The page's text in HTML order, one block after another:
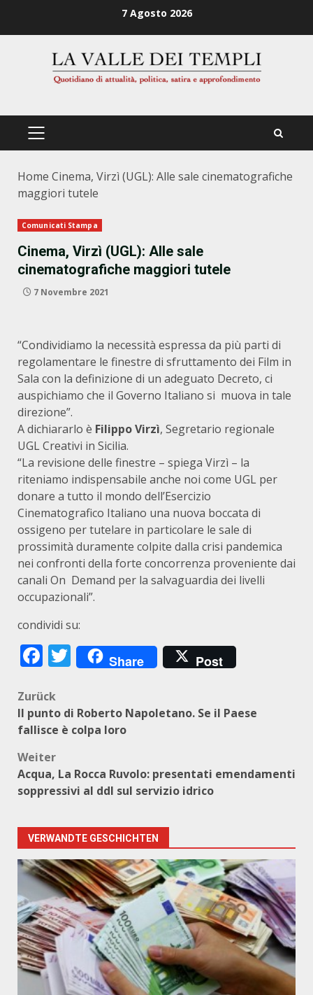
7 Agosto 2026
PRIMÄRES
Home Cinema, Virzì (UGL): Alle sale cinematografiche
maggiori tutele
Comunicati Stampa
Cinema, Virzì (UGL): Alle sale
cinematografiche maggiori tutele
7 Novembre 2021
“Condividiamo la necessità espressa da più parti di
regolamentare le finestre di sfruttamento dei Film in
Sala con la definizione di un adeguato Decreto, ci
auspichiamo che il Governo Italiano si muova in tale
direzione”.
A dichiararlo è Filippo Virzì, Segretario regionale
UGL Creativi in Sicilia.
“La revisione delle finestre – spiega Virzì – la
riteniamo indispensabile anche noi come UGL per
donare a tutto il mondo dell’Esercizio
Cinematografico Italiano una nuova boccata di
ossigeno per tutelare in particolare le sale di
prossimità duramente colpite dalla crisi pandemica
nei confronti della forte concorrenza proveniente dai
canali On Demand per la salvaguardia dei livelli
occupazionali”.
condividi su:
Facebook
Twitter
Share Post
Beitragsnavigation
Zurück
Il punto di Roberto Napoletano. Se il Paese
fallisce è colpa loro
Weiter
Acqua, La Rocca Ruvolo: presentati emendamenti
soppressivi al ddl sul servizio idrico
VERWANDTE GESCHICHTEN